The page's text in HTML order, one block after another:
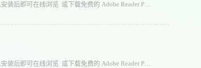
如果您无法在线浏览此 PDF 文件，则可以下载免费小巧的 福昕(Foxit) PDF 阅读器,安装后即可在线浏览 或下载免费的 Adobe Reader PDF 阅读器,安装后即可在线浏览 或下载此 PDF 文